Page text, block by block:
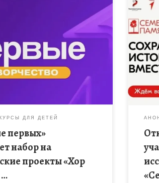
детей и молодежи
объявляет о наборе
музыкальные проекты:
симфонический оркестр
шанс […]
ДЛЯ ДЕТЕЙ
первых»
набор на
проекты «Хор
семей